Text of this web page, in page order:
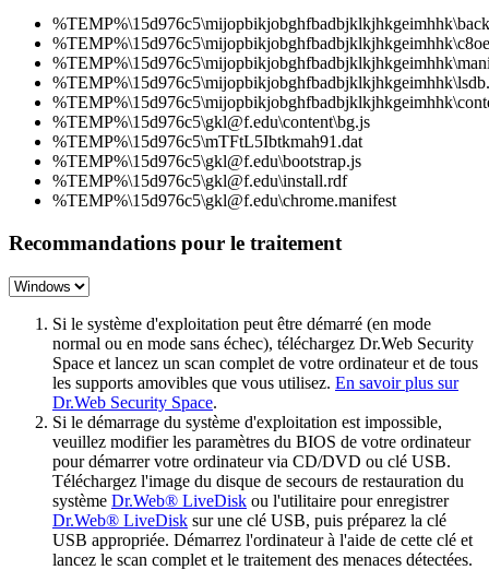
%TEMP%\15d976c5\gkl@f.edu\content\bg.js
%TEMP%\15d976c5\mTFtL5Ibtkmah91.dat
%TEMP%\15d976c5\gkl@f.edu\bootstrap.js
%TEMP%\15d976c5\gkl@f.edu\install.rdf
%TEMP%\15d976c5\gkl@f.edu\chrome.manifest
Recommandations pour le traitement
Si le système d'exploitation peut être démarré (en mode
normal ou en mode sans échec), téléchargez Dr.Web Security
Space et lancez un scan complet de votre ordinateur et de tous
les supports amovibles que vous utilisez. En savoir plus sur
Dr.Web Security Space.
Si le démarrage du système d'exploitation est impossible,
veuillez modifier les paramètres du BIOS de votre ordinateur
pour démarrer votre ordinateur via CD/DVD ou clé USB.
Téléchargez l'image du disque de secours de restauration du
système Dr.Web® LiveDisk ou l'utilitaire pour enregistrer
Dr.Web® LiveDisk sur une clé USB, puis préparez la clé
USB appropriée. Démarrez l'ordinateur à l'aide de cette clé et
lancez le scan complet et le traitement des menaces détectées.